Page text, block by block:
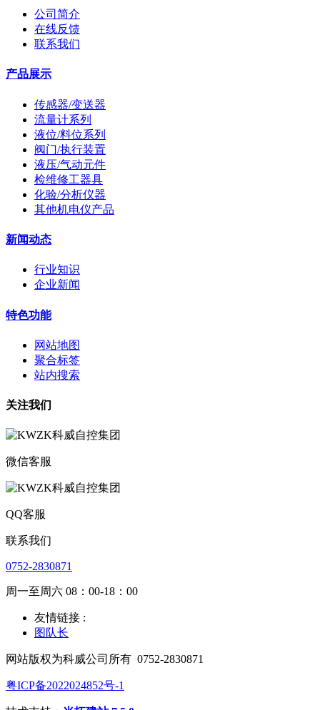
公司简介
在线反馈
联系我们
产品展示
传感器/变送器
流量计系列
液位/料位系列
阀门/执行装置
液压/气动元件
检维修工器具
化验/分析仪器
其他机电仪产品
新闻动态
行业知识
企业新闻
特色功能
网站地图
聚合标签
站内搜索
关注我们
微信客服
QQ客服
联系我们
0752-2830871
周一至周六 08：00-18：00
友情链接 :
图队长
网站版权为科威公司所有 0752-2830871
粤ICP备2022024852号-1